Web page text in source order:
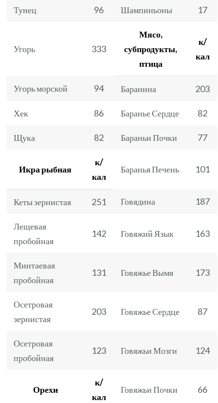
Тунец 96 Шампиньоны 17
Угорь 333
Мясо,
субпродукты,
птица
к/
кал
Угорь морской 94 Баранина 203
Хек 86 Баранье Сердце 82
Щука 82 Бараньи Почки 77
Икра рыбная
к/
кал
Баранья Печень 101
Кеты зернистая 251 Говядина 187
Лещевая
пробойная
142 Говяжий Язык 163
Минтаевая
пробойная
131 Говяжье Вымя 173
Осетровая
зернистая
203 Говяжье Сердце 87
Осетровая
пробойная
123 Говяжьи Мозги 124
Орехи
к/
кал
Говяжьи Почки 66